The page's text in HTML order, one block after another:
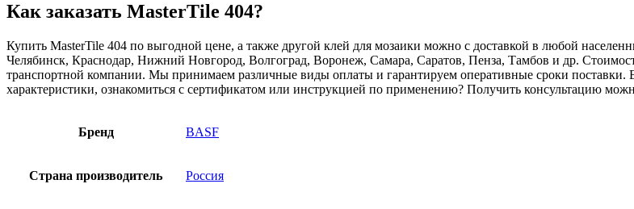
Как заказать MasterTile 404?
Купить MasterTile 404 по выгодной цене, а также другой клей для мозаики можно с доставкой в любой
Челябинск, Краснодар, Нижний Новгород, Волгоград, Воронеж, Самара, Саратов, Пенза, Тамбов и др.
транспортной компании. Мы принимаем различные виды оплаты и гарантируем оперативные сроки поставки.
характеристики, ознакомиться с сертификатом или инструкцией по применению? Получить консультацию
Бренд BASF
Страна производитель Россия